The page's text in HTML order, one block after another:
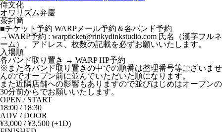
侍文化
オワリズム弁慶
茶封筒
■チケット予約 WARPメール予約＆各バンド予約
→WARP予約 : warpticket@rinkydinkstudio.com 氏名（漢字フルネ
ーム）、アドレス、枚数の記載を必ずお願いいたします。 ⠀
入場順
各バンド取り置き → WARP HP予約
※また各バンド取り置きの中での順番は整理番号等ございませ
んのでオープン前に並んでいただいた順になります。
また近隣店舗への影響もありますので並びはじめはオープンの
30分前からでお願いいたします。
OPEN / START
18:00 / 18:30
ADV / DOOR
¥3,000 / ¥3,500 (+1D)